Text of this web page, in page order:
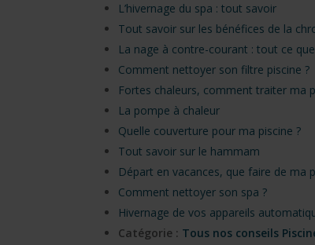
L’hivernage du spa : tout savoir
Tout savoir sur les bénéfices de la
La nage à contre-courant : tout ce
Comment nettoyer son filtre piscine ?
Fortes chaleurs, comment traiter ma
La pompe à chaleur
Quelle couverture pour ma piscine ?
Tout savoir sur le hammam
Départ en vacances, que faire de ma
Comment nettoyer son spa ?
Hivernage de vos appareils
Catégorie : Tous nos conseils